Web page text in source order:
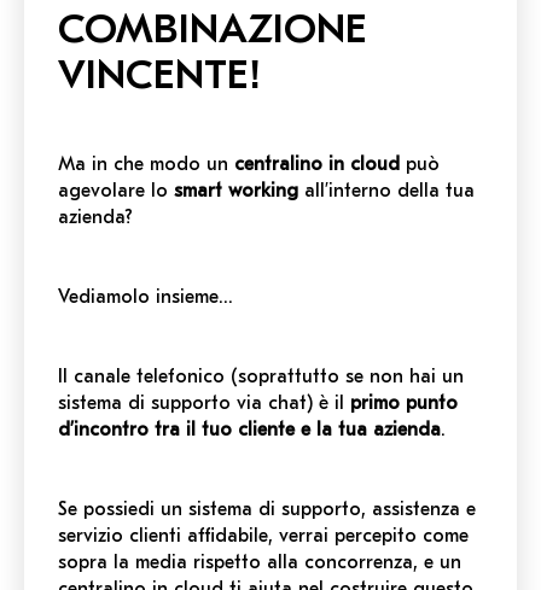
COMBINAZIONE
VINCENTE!
Ma in che modo un centralino in cloud può
agevolare lo smart working all’interno della tua
azienda?
Vediamolo insieme…
Il canale telefonico (soprattutto se non hai un
sistema di supporto via chat) è il primo punto
d’incontro tra il tuo cliente e la tua azienda.
Se possiedi un sistema di supporto, assistenza e
servizio clienti affidabile, verrai percepito come
sopra la media rispetto alla concorrenza, e un